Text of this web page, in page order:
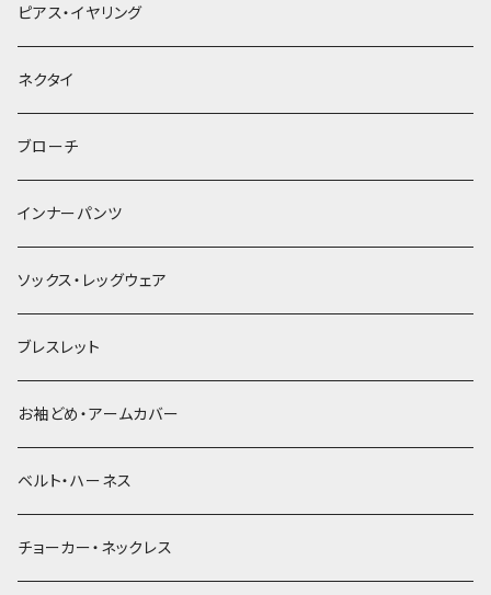
ヘアクリップ
ヘッドドレス・カチューシャ
ヘアゴム
簪
ピアス・イヤリング
ネクタイ
ブローチ
インナーパンツ
ソックス・レッグウェア
ブレスレット
お袖どめ・アームカバー
ベルト・ハーネス
チョーカー・ネックレス